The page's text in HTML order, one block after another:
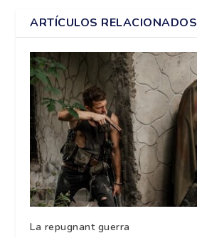
ARTÍCULOS RELACIONADOS
La repugnant guerra